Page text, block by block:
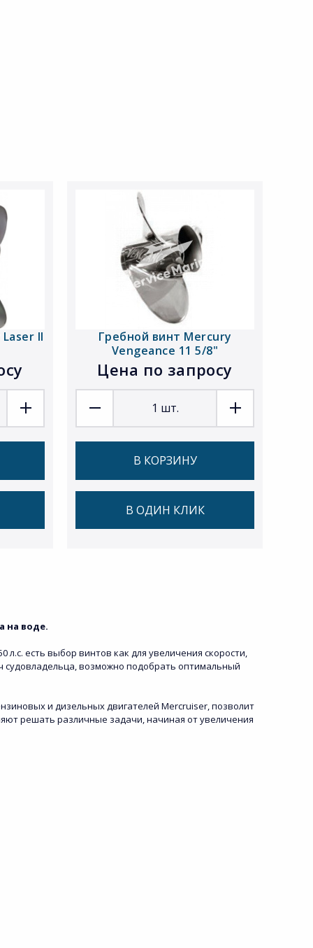
II
Гребной винт Mercury
Vengeance 11 5/8"
Цена по запросу
1 шт.
В КОРЗИНУ
В ОДИН КЛИК
на воде.
есть выбор винтов как для увеличения скорости,
судовладельца, возможно подобрать оптимальный
и дизельных двигателей Mercruiser, позволит
решать различные задачи, начиная от увеличения